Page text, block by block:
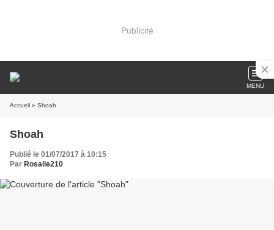
Publicité
MENU
Accueil » Shoah
Shoah
Publié le 01/07/2017 à 10:15
Par Rosalie210